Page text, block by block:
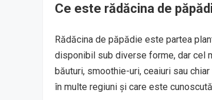
Ce este rădăcina de
Rădăcina de păpădie este partea
disponibil sub diverse forme, dar cel
băuturi, smoothie-uri, ceaiuri sau
în multe regiuni și care este